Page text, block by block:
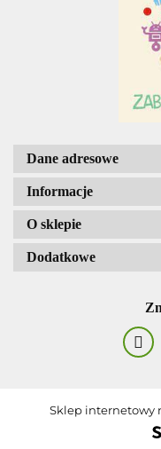
Dane adresowe
Informacje
O sklepie
Dodatkowe
Sklep internetowy